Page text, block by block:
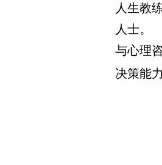
人生教
人士。
与心理
决策能